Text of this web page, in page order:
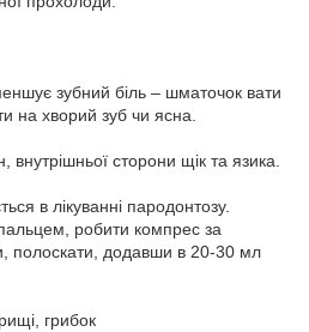
зубний біль – шматочок вати
на хворий зуб чи ясна.
сторони щік та язика.
в лікуванні пародонтозу.
робити компрес за
полоскати, додавши в 20-30 мл
грибок